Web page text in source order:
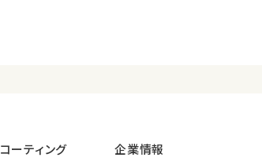
コーティング 企業情報